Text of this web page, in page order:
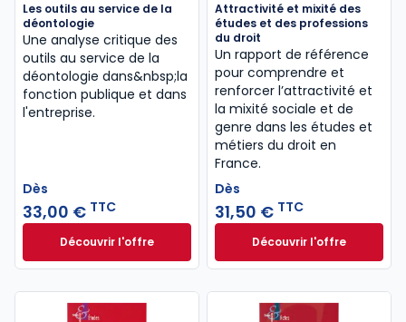
Les outils au service de la
déontologie
Une analyse critique des
outils au service de la
déontologie dans&nbsp;la
fonction publique et dans
l'entreprise.
Dès
33,00 € TTC
Découvrir l'offreLes outils au service de la déontologie à partir de
Dès
Attractivité et mixité des
études et des professions
du droit
Un rapport de référence
pour comprendre et
renforcer l’attractivité et
la mixité sociale et de
genre dans les études et
métiers du droit en
France.
Dès
31,50 € TTC
Découvrir l'offre
Attractivité et
Dès